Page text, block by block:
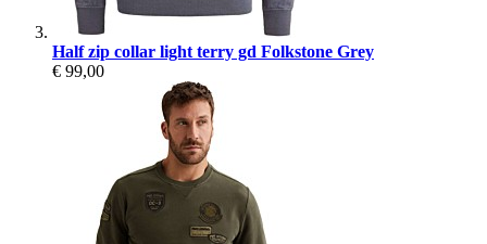
Half zip collar light terry gd Folkstone Grey
€ 99,00